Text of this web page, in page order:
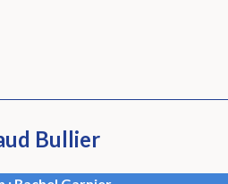
Bullier